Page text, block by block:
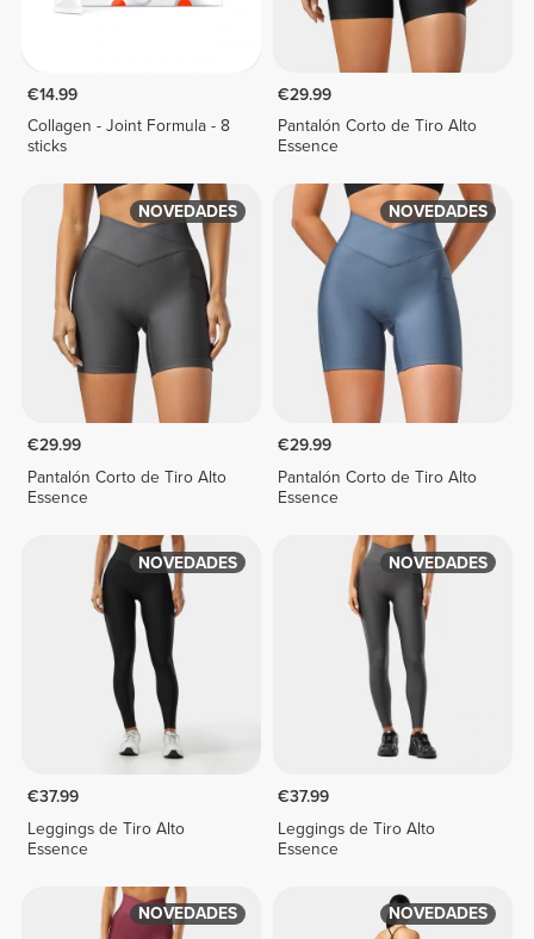
€14.99
Collagen - Joint Formula - 8
sticks
€29.99
Pantalón Corto de Tiro Alto
Essence
NOVEDADES
€29.99
Pantalón Corto de Tiro Alto
Essence
NOVEDADES
€29.99
Pantalón Corto de Tiro Alto
Essence
NOVEDADES
€37.99
Leggings de Tiro Alto
Essence
NOVEDADES
€37.99
Leggings de Tiro Alto
Essence
NOVEDADES NOVEDADES